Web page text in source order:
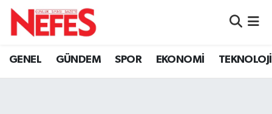
GENEL GÜNDEM SPOR EKONOMİ TEKNOLOJİ
Hava Durumu